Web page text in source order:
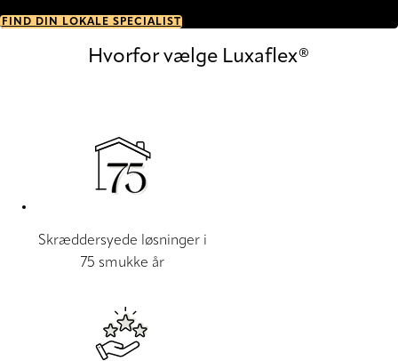
FIND DIN LOKALE SPECIALIST
Hvorfor vælge Luxaflex®
Skræddersyede løsninger i
75 smukke år